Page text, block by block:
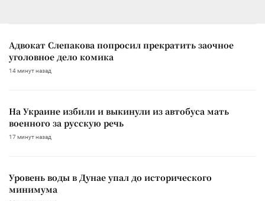
Адвокат Слепакова попросил прекратить заочное
уголовное дело комика
14 минут назад
На Украине избили и выкинули из автобуса мать
военного за русскую речь
17 минут назад
Уровень воды в Дунае упал до исторического
минимума